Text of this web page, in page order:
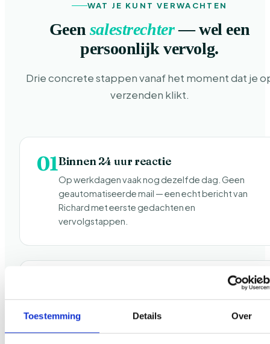
Toestemming Details Over
WAT JE KUNT VERWACHTEN
Geensalestrechter— wel een
persoonlijk vervolg.
Drie concrete stappen vanaf het moment dat je
verzenden klikt.
01Binnen 24 uur reactie
Op werkdagen vaak nog dezelfde dag. Geen
geautomatiseerde mail — een echt bericht van
Richard met eerste gedachten en
vervolgstappen.
Telefonisch of via video — meestal 30 tot 45
minuten. We bespreken jouw situatie, wat
haalbaar is en wat de eerste prioriteiten zouden